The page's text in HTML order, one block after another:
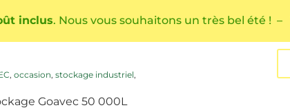
inclus. Nous vous souhaitons un très bel été ! –
Laiterie /
, occasion, stockage industriel,
Goavec 50 000L